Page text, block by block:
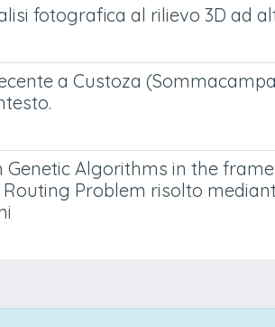
fotografica al rilievo 3D ad
a Custoza
Algorithms in the
Problem risolto